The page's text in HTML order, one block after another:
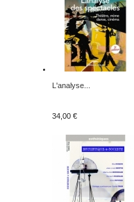
L'analyse...
34,00 €